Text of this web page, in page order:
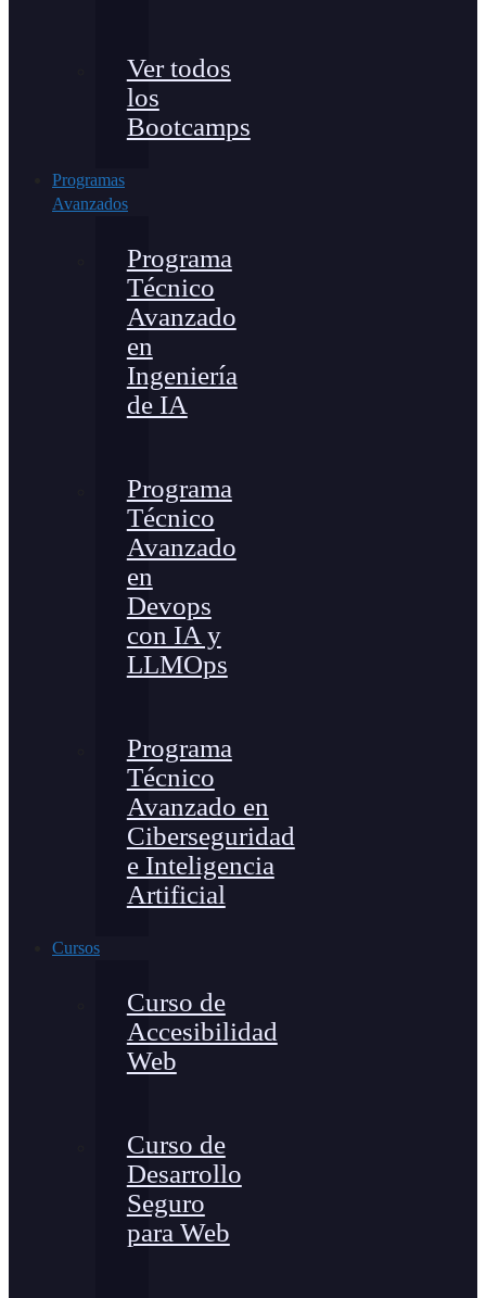
Ver todos
los
Bootcamps
Programas
Avanzados
Programa
Técnico
Avanzado
en
Ingeniería
de IA
Programa
Técnico
Avanzado
en
Devops
con IA y
LLMOps
Programa
Técnico
Avanzado en
Ciberseguridad
e Inteligencia
Artificial
Cursos
Curso de
Accesibilidad
Web
Curso de
Desarrollo
Seguro
para Web